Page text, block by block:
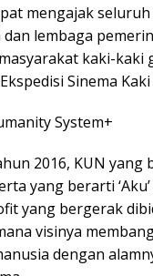
mengajak
lembaga
kaki-kaki
Sinema
System+
2016, KUN yang
yang berarti
yang bergerak
visinya
dengan